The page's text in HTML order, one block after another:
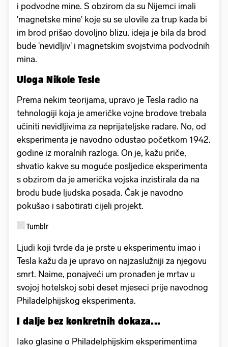
i podvodne mine. S obzirom da su Nijemci imali
'magnetske mine' koje su se ulovile za trup kada bi
im brod prišao dovoljno blizu, ideja je bila da brod
bude 'nevidljiv' i magnetskim svojstvima podvodnih
mina.
Uloga Nikole Tesle
Prema nekim teorijama, upravo je Tesla radio na
tehnologiji koja je američke vojne brodove trebala
učiniti nevidljivima za neprijateljske radare. No, od
eksperimenta je navodno odustao početkom 1942.
godine iz moralnih razloga. On je, kažu priče,
shvatio kakve su moguće posljedice eksperimenta
s obzirom da je američka vojska inzistirala da na
brodu bude ljudska posada. Čak je navodno
pokušao i sabotirati cijeli projekt.
Tumblr
Ljudi koji tvrde da je prste u eksperimentu imao i
Tesla kažu da je upravo on najzaslužniji za njegovu
smrt. Naime, ponajveći um pronađen je mrtav u
svojoj hotelskoj sobi deset mjeseci prije navodnog
Philadelphijskog eksperimenta.
I dalje bez konkretnih dokaza...
Iako glasine o Philadelphijskim eksperimentima